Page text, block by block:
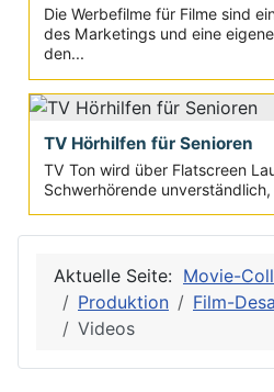
Die Werbefilme für Filme sind
des Marketings und eine
den...
TV Hörhilfen für Senioren
TV Ton wird über Flatscreen
Schwerhörende
Aktuelle Seite: Movie-
Produktion
Film-
Videos